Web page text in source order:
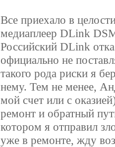
Все приехало в
медиаплеер DLink
Российский DLink
официально не
такого рода риски я
нему. Тем не менее,
мой счет или с
ремонт и обратный
котором я отправил
уже в ремонте, жду